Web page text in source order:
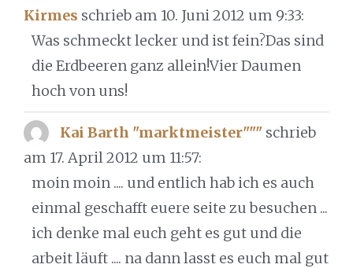
Kirmes schrieb am 10. Juni 2012 um 9:33:
Was schmeckt lecker und ist fein?Das sind
die Erdbeeren ganz allein!Vier Daumen
hoch von uns!
Kai Barth "marktmeister""" schrieb
am 17. April 2012 um 11:57:
moin moin .... und entlich hab ich es auch
einmal geschafft euere seite zu besuchen ...
ich denke mal euch geht es gut und die
arbeit läuft .... na dann lasst es euch mal gut